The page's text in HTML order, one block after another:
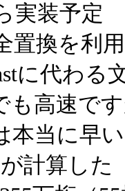
実装予定
置換を利
に代わる
速です
当に早
計算した